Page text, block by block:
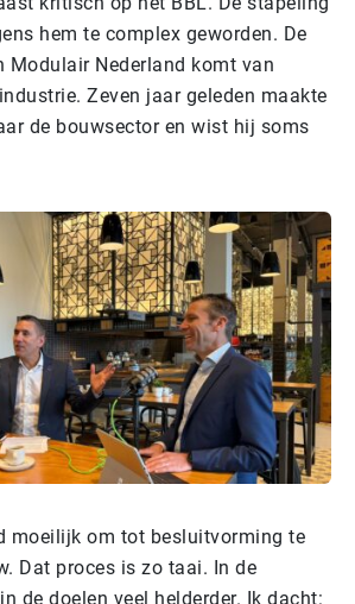
hem te complex geworden. De
Modulair Nederland komt van
Zeven jaar geleden maakte
de bouwsector en wist hij soms
moeilijk om tot besluitvorming te
Dat proces is zo taai. In de
de doelen veel helderder. Ik dacht: